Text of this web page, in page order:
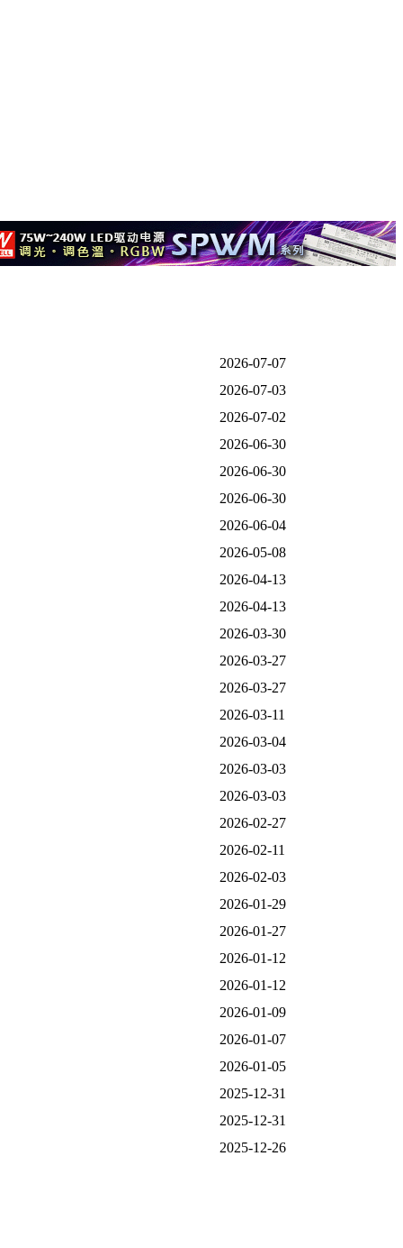
2026-07-07
2026-07-03
2026-07-02
2026-06-30
2026-06-30
2026-06-30
2026-06-04
2026-05-08
2026-04-13
2026-04-13
2026-03-30
2026-03-27
2026-03-27
2026-03-11
2026-03-04
2026-03-03
2026-03-03
2026-02-27
2026-02-11
2026-02-03
2026-01-29
2026-01-27
2026-01-12
2026-01-12
2026-01-09
2026-01-07
2026-01-05
2025-12-31
2025-12-31
2025-12-26